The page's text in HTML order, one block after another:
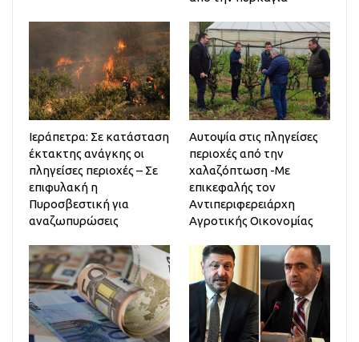
Ιεράπετρα: Σε κατάσταση
έκτακτης ανάγκης οι
πληγείσες περιοχές – Σε
επιφυλακή η
Πυροσβεστική για
αναζωπυρώσεις
Αυτοψία στις πληγείσες
περιοχές από την
χαλαζόπτωση -Με
επικεφαλής τον
Αντιπεριφερειάρχη
Αγροτικής Οικονομίας